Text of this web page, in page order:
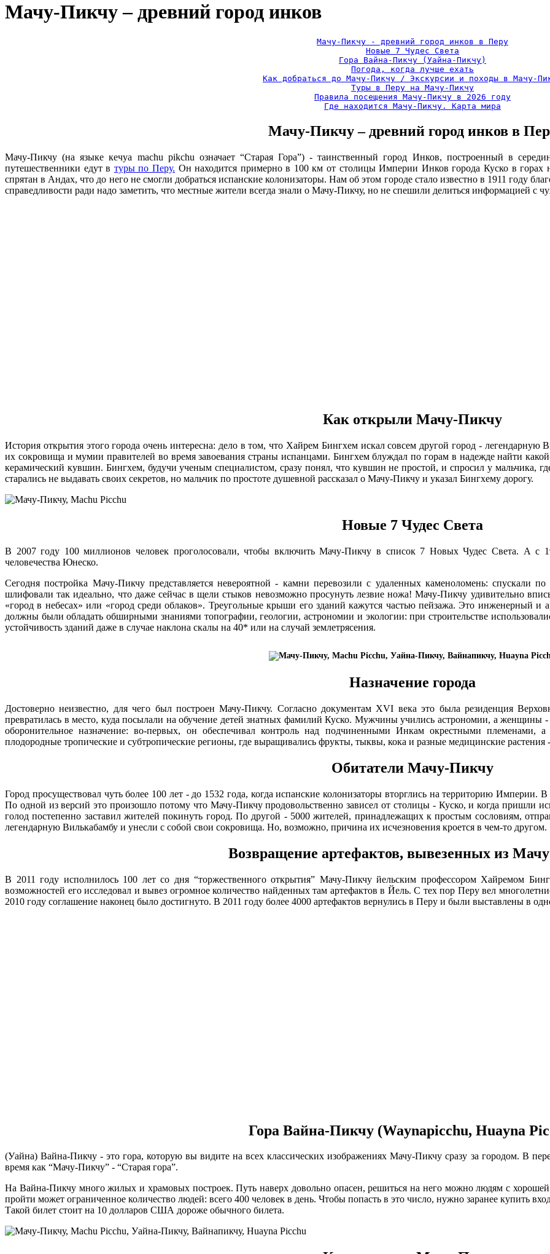
Мачу-Пикчу – древний город инков
Мачу-Пикчу - древний город инков в Перу
Новые 7 Чудес Света
Гора Вайна-Пикчу (Уайна-Пикчу)
Погода, когда лучше ехать
Как добраться до Мачу-Пикчу / Экскурсии и походы в Мачу-
Туры в Перу на Мачу-Пикчу
Правила посещения Мачу-Пикчу в 2026 году
Где находится Мачу-Пикчу. Карта мира
Мачу-Пикчу – древний город инков в
Мачу-Пикчу (на языке кечуа machu pikchu означает “Старая Гора”) - таинственный город Инков, построенный в
путешественники едут в туры по Перу. Он находится примерно в 100 км от столицы Империи Инков города Куско в горах
спрятан в Андах, что до него не смогли добраться испанские колонизаторы. Нам об этом городе стало известно в 1911 году
справедливости ради надо заметить, что местные жители всегда знали о Мачу-Пикчу, но не спешили делиться информацией с
Как открыли Мачу-Пикчу
История открытия этого города очень интересна: дело в том, что Хайрем Бингхем искал совсем другой город -
их сокровища и мумии правителей во время завоевания страны испанцами. Бингхем блуждал по горам в надежде найти
керамический кувшин. Бингхем, будучи ученым специалистом, сразу понял, что кувшин не простой, и спросил у мальчика,
старались не выдавать своих секретов, но мальчик по простоте душевной рассказал о Мачу-Пикчу и указал Бингхему дорогу.
Новые 7 Чудес Света
В 2007 году 100 миллионов человек проголосовали, чтобы включить Мачу-Пикчу в список 7 Новых Чудес Света. А с
человечества Юнеско.
Сегодня постройка Мачу-Пикчу представляется невероятной - камни перевозили с удаленных каменоломень:
шлифовали так идеально, что даже сейчас в щели стыков невозможно просунуть лезвие ножа! Мачу-Пикчу удивительно
«город в небесах» или «город среди облаков». Треугольные крыши его зданий кажутся частью пейзажа. Это инженерный и
должны были обладать обширными знаниями топографии, геологии, астрономии и экологии: при строительстве
устойчивость зданий даже в случае наклона скалы на 40* или на случай землетрясения.
Назначение города
Достоверно неизвестно, для чего был построен Мачу-Пикчу. Согласно документам XVI века это была резиденция
превратилась в место, куда посылали на обучение детей знатных фамилий Куско. Мужчины учились астрономии, а женщины
оборонительное назначение: во-первых, он обеспечивал контроль над подчиненными Инкам окрестными племенами,
плодородные тропические и субтропические регионы, где выращивались фрукты, тыквы, кока и разные медицинские
Обитатели Мачу-Пикчу
Город просуществовал чуть более 100 лет - до 1532 года, когда испанские колонизаторы вторглись на территорию
По одной из версий это произошло потому что Мачу-Пикчу продовольственно зависел от столицы - Куско, и когда пришли
голод постепенно заставил жителей покинуть город. По другой - 5000 жителей, принадлежащих к простым сословиям,
легендарную Вилькабамбу и унесли с собой свои сокровища. Но, возможно, причина их исчезновения кроется в чем-то другом.
Возвращение артефактов, вывезенных из
В 2011 году исполнилось 100 лет со дня “торжественного открытия” Мачу-Пикчу йельским профессором Хайремом
возможностей его исследовал и вывез огромное количество найденных там артефактов в Йель. С тех пор Перу вел
2010 году соглашение наконец было достигнуто. В 2011 году более 4000 артефактов вернулись в Перу и были выставлены в
Гора Вайна-Пикчу (Waynapicchu, Huayna
(Уайна) Вайна-Пикчу - это гора, которую вы видите на всех классических изображениях Мачу-Пикчу сразу за городом. В
время как “Мачу-Пикчу” - “Старая гора”.
На Вайна-Пикчу много жилых и храмовых построек. Путь наверх довольно опасен, решиться на него можно людям с
пройти может ограниченное количество людей: всего 400 человек в день. Чтобы попасть в это число, нужно заранее купить
Такой билет стоит на 10 долларов США дороже обычного билета.